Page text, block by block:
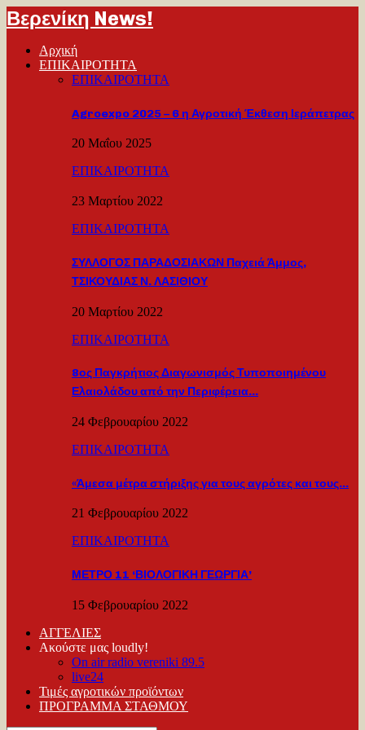
Βερενίκη News!
Αρχική
ΕΠΙΚΑΙΡΟΤΗΤΑ
ΕΠΙΚΑΙΡΟΤΗΤΑ
Agroexpo 2025 – 6 η Αγροτική Έκθεση Ιεράπετρας
20 Μαΐου 2025
ΕΠΙΚΑΙΡΟΤΗΤΑ
23 Μαρτίου 2022
ΕΠΙΚΑΙΡΟΤΗΤΑ
ΣΥΛΛΟΓΟΣ ΠΑΡΑΔΟΣΙΑΚΩΝ Παχειά Άμμος,
ΤΣΙΚΟΥΔΙΑΣ Ν. ΛΑΣΙΘΙΟΥ
20 Μαρτίου 2022
ΕΠΙΚΑΙΡΟΤΗΤΑ
8ος Παγκρήτιος Διαγωνισμός Τυποποιημένου
Ελαιολάδου από την Περιφέρεια…
24 Φεβρουαρίου 2022
ΕΠΙΚΑΙΡΟΤΗΤΑ
«Άμεσα μέτρα στήριξης για τους αγρότες και τους…
21 Φεβρουαρίου 2022
ΕΠΙΚΑΙΡΟΤΗΤΑ
ΜΕΤΡΟ 11 ‘ΒΙΟΛΟΓΙΚΗ ΓΕΩΡΓΙΑ’
15 Φεβρουαρίου 2022
ΑΓΓΕΛΙΕΣ
Ακούστε μας loudly!
On air radio vereniki 89.5
live24
Τιμές αγροτικών προϊόντων
ΠΡΟΓΡΑΜΜΑ ΣΤΑΘΜΟΥ